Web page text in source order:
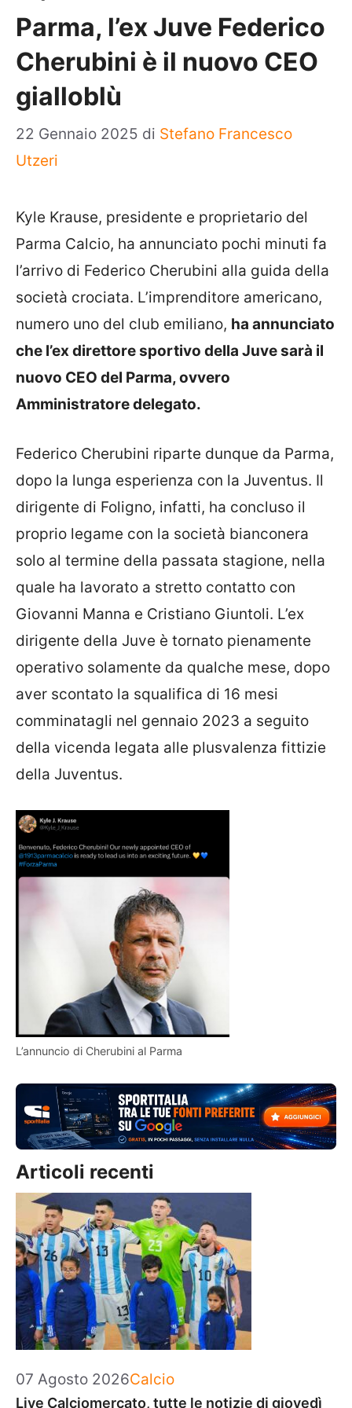
Parma, l’ex Juve Federico
Cherubini è il nuovo CEO
gialloblù
22 Gennaio 2025 di Stefano Francesco
Utzeri
Kyle Krause, presidente e proprietario del
Parma Calcio, ha annunciato pochi minuti fa
l’arrivo di Federico Cherubini alla guida della
società crociata. L’imprenditore americano,
numero uno del club emiliano, ha annunciato
che l’ex direttore sportivo della Juve sarà il
nuovo CEO del Parma, ovvero
Amministratore delegato.
Federico Cherubini riparte dunque da Parma,
dopo la lunga esperienza con la Juventus. Il
dirigente di Foligno, infatti, ha concluso il
proprio legame con la società bianconera
solo al termine della passata stagione, nella
quale ha lavorato a stretto contatto con
Giovanni Manna e Cristiano Giuntoli. L’ex
dirigente della Juve è tornato pienamente
operativo solamente da qualche mese, dopo
aver scontato la squalifica di 16 mesi
comminatagli nel gennaio 2023 a seguito
della vicenda legata alle plusvalenza fittizie
della Juventus.
L’annuncio di Cherubini al Parma
Articoli recenti
07 Agosto 2026Categorie
Calcio
Live Calciomercato, tutte le notizie di giovedì